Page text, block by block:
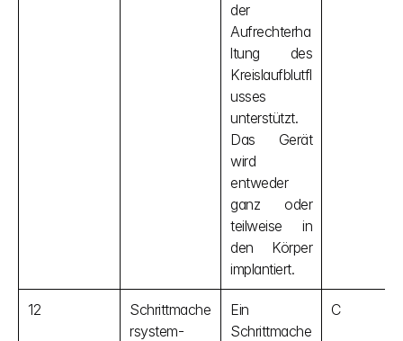
der
Aufrechterha
ltung des
Kreislaufblutfl
usses
unterstützt.
Das Gerät
wird
entweder
ganz oder
teilweise in
den Körper
implantiert.
12
Schrittmache
rsystem-
Ein
Schrittmache
C